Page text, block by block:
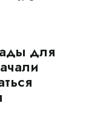
для